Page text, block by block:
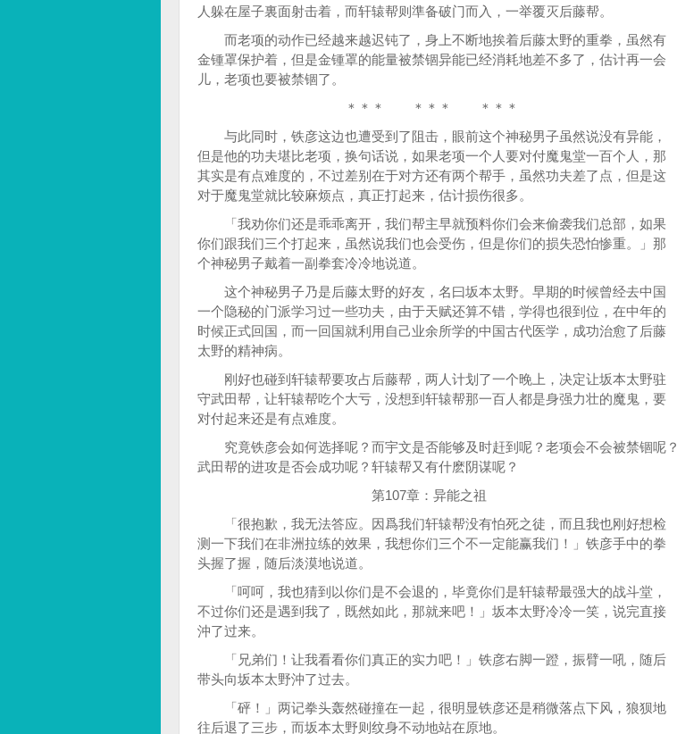
人躲在屋子裏面射击着，而轩辕帮则準备破门而入，一举覆灭后藤帮。
而老项的动作已经越来越迟钝了，身上不断地挨着后藤太野的重拳，虽然有
金锺罩保护着，但是金锺罩的能量被禁锢异能已经消耗地差不多了，估计再一会
儿，老项也要被禁锢了。
＊＊＊ ＊＊＊ ＊＊＊
与此同时，铁彦这边也遭受到了阻击，眼前这个神秘男子虽然说没有异能，
但是他的功夫堪比老项，换句话说，如果老项一个人要对付魔鬼堂一百个人，那
其实是有点难度的，不过差别在于对方还有两个帮手，虽然功夫差了点，但是这
对于魔鬼堂就比较麻烦点，真正打起来，估计损伤很多。
「我劝你们还是乖乖离开，我们帮主早就预料你们会来偷袭我们总部，如果
你们跟我们三个打起来，虽然说我们也会受伤，但是你们的损失恐怕惨重。」那
个神秘男子戴着一副拳套冷冷地说道。
这个神秘男子乃是后藤太野的好友，名曰坂本太野。早期的时候曾经去中国
一个隐秘的门派学习过一些功夫，由于天赋还算不错，学得也很到位，在中年的
时候正式回国，而一回国就利用自己业余所学的中国古代医学，成功治愈了后藤
太野的精神病。
刚好也碰到轩辕帮要攻占后藤帮，两人计划了一个晚上，决定让坂本太野驻
守武田帮，让轩辕帮吃个大亏，没想到轩辕帮那一百人都是身强力壮的魔鬼，要
对付起来还是有点难度。
究竟铁彦会如何选择呢？而宇文是否能够及时赶到呢？老项会不会被禁锢呢？
武田帮的进攻是否会成功呢？轩辕帮又有什麽阴谋呢？
第107章：异能之祖
「很抱歉，我无法答应。因爲我们轩辕帮没有怕死之徒，而且我也刚好想检
测一下我们在非洲拉练的效果，我想你们三个不一定能赢我们！」铁彦手中的拳
头握了握，随后淡漠地说道。
「呵呵，我也猜到以你们是不会退的，毕竟你们是轩辕帮最强大的战斗堂，
不过你们还是遇到我了，既然如此，那就来吧！」坂本太野冷冷一笑，说完直接
沖了过来。
「兄弟们！让我看看你们真正的实力吧！」铁彦右脚一蹬，振臂一吼，随后
带头向坂本太野沖了过去。
「砰！」两记拳头轰然碰撞在一起，很明显铁彦还是稍微落点下风，狼狈地
往后退了三步，而坂本太野则纹身不动地站在原地。